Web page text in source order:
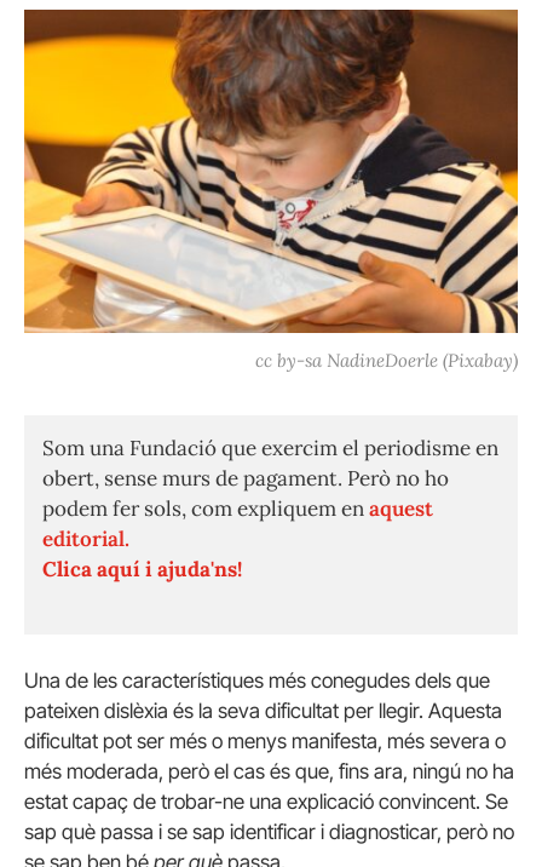
cc by-sa NadineDoerle (Pixabay)
Som una Fundació que exercim el periodisme en
obert, sense murs de pagament. Però no ho
podem fer sols, com expliquem enaquest
editorial.
Clica aquí i ajuda'ns!
Una de les característiques més conegudes dels que
pateixen dislèxia és la seva dificultat per llegir. Aquesta
dificultat pot ser més o menys manifesta, més severa o
més moderada, però el cas és que, fins ara, ningú no ha
estat capaç de trobar-ne una explicació convincent. Se
sap què passa i se sap identificar i diagnosticar, però no